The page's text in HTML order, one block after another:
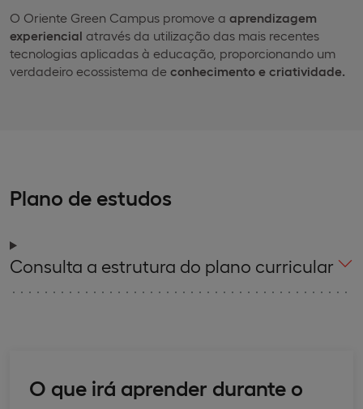
O Oriente Green Campus promove a aprendizagem
experiencial através da utilização das mais recentes
tecnologias aplicadas à educação, proporcionando um
verdadeiro ecossistema de conhecimento e criatividade.
Plano de estudos
Consulta a estrutura do plano curricular
O que irá aprender durante o